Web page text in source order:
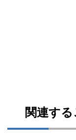
関連す